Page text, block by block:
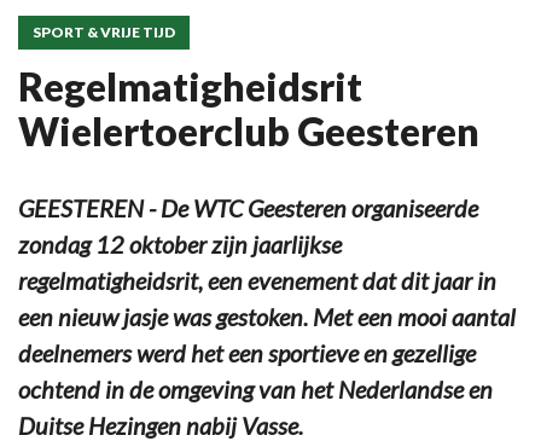
SPORT & VRIJE TIJD
Regelmatigheidsrit
Wielertoerclub Geesteren
GEESTEREN - De WTC Geesteren organiseerde
zondag 12 oktober zijn jaarlijkse
regelmatigheidsrit, een evenement dat dit jaar in
een nieuw jasje was gestoken. Met een mooi aantal
deelnemers werd het een sportieve en gezellige
ochtend in de omgeving van het Nederlandse en
Duitse Hezingen nabij Vasse.